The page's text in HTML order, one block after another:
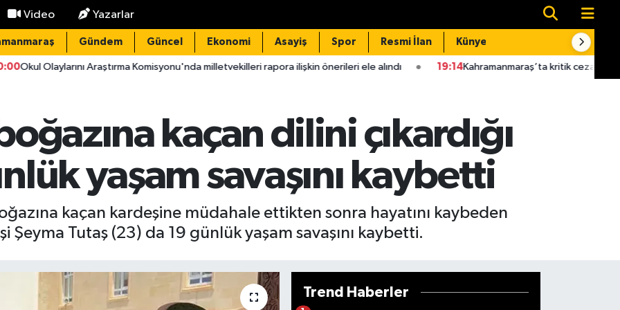
Video Yazarlar
Gündem Güncel Ekonomi Asayiş Spor Resmi İlan Künye
Komisyonu'nda milletvekilleri rapora ilişkin önerileri ele alındı 19:14Kahramanmaraş’ta kritik ceza uyarısı! Yüksek idari para
kaçan dilini çıkardığı
yaşam savaşını kaybetti
kaçan kardeşine müdahale ettikten sonra hayatını kaybeden
Şeyma Tutaş (23) da 19 günlük yaşam savaşını kaybetti.
Trend Haberler